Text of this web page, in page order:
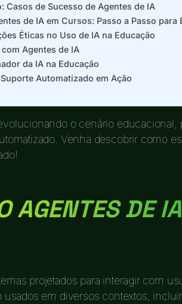
Casos de Sucesso de Agentes de IA
de IA em Cursos: Passo a Passo para
Éticas no Uso de IA na Educação
Agentes de IA
da IA na Educação
Automatizado em Ação
o cenário educacional,
Venha descobrir como
AGENTES DE
projetados para interagir com
usados em diversos contextos,